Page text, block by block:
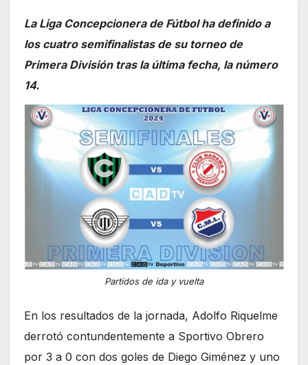
La Liga Concepcionera de Fútbol ha definido a
los cuatro semifinalistas de su torneo de
Primera División tras la última fecha, la número
14.
Partidos de ida y vuelta
En los resultados de la jornada, Adolfo Riquelme
derrotó contundentemente a Sportivo Obrero
por 3 a 0 con dos goles de Diego Giménez y uno